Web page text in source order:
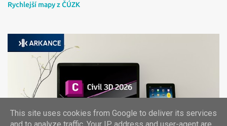
Rychlejší mapy z ČÚZK
Instalace Civil 3D 2026 a českého country kitu
This site uses cookies from Google to deliver its services